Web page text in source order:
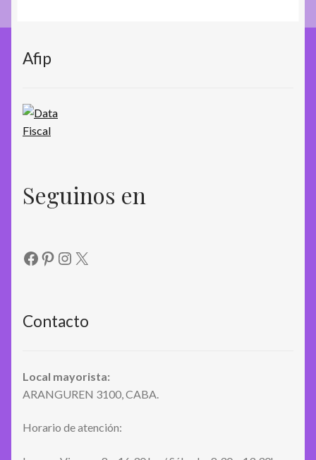
Afip
Seguinos en
Facebook
Pinterest
Instagram
X
Contacto
Local mayorista:
ARANGUREN 3100, CABA.
Horario de atención: